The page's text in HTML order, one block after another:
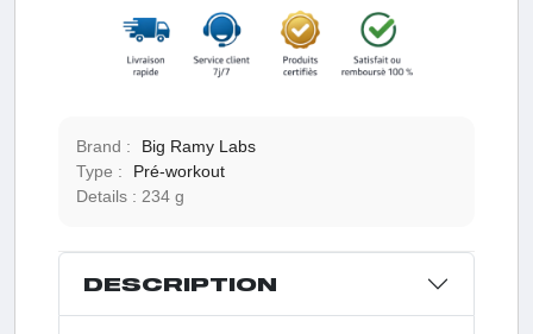
Brand :
Big Ramy Labs
Type :
Pré-workout
Details :
234 g
DESCRIPTION